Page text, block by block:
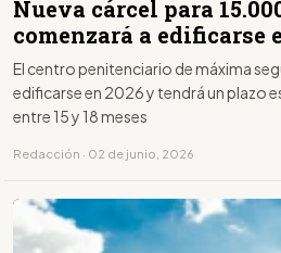
Nueva cárcel para
comenzará a edificarse
El centro penitenciario de máxima
edificarse en 2026 y tendrá un plazo
entre 15 y 18 meses
Redacción · 02 de junio, 2026